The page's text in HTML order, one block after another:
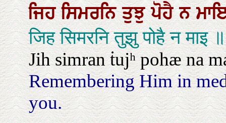
ਜਿਹਸਿਮਰਨਿਤੁਝੁਪੋਹੈਨ
जिह सिमरनि तुझु पोहै न माइ ॥
Jih simran ṫujʰ pohæ na
Remembering Him in
you.